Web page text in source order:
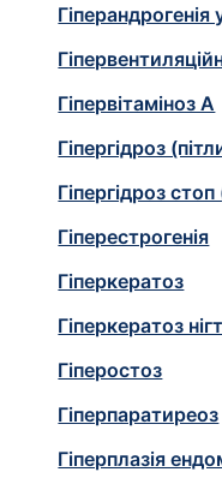
Гіперандрогенія
Гіпервітаміноз А
Гіпергідроз
Гіпергідроз
Гіперестрогенія
Гіперкератоз
Гіперкератоз
Гіперостоз
Гіперпаратиреоз
Гіперплазія